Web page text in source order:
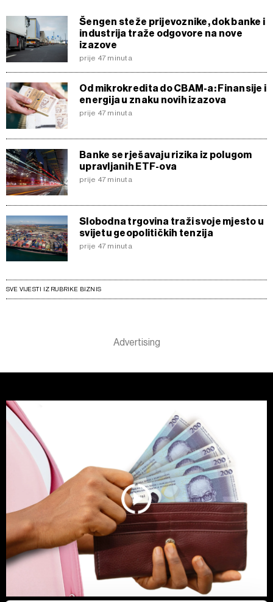
Šengen steže prijevoznike, dok banke i
industrija traže odgovore na nove
izazove
prije 47 minuta
Od mikrokredita do CBAM-a: Finansije i
energija u znaku novih izazova
prije 47 minuta
Banke se rješavaju rizika iz polugom
upravljanih ETF-ova
prije 47 minuta
Slobodna trgovina traži svoje mjesto u
svijetu geopolitičkih tenzija
prije 47 minuta
SVE VIJESTI IZ RUBRIKE BIZNIS